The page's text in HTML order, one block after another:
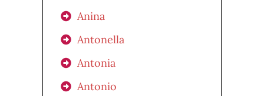
Anina
Antonella
Antonia
Antonio